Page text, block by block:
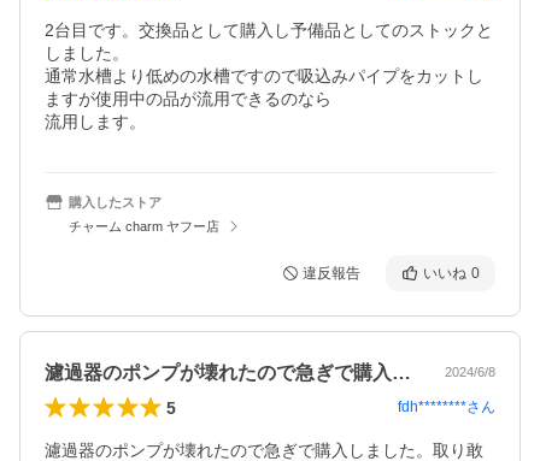
2台目です。交換品として購入し予備品としてのストックと
しました。
通常水槽より低めの水槽ですので吸込みパイプをカットし
ますが使用中の品が流用できるのなら
流用します。
購入したストア
チャーム charm ヤフー店
違反報告 いいね 0
濾過器のポンプが壊れたので急ぎで購入し… 2024/6/8
5 fdh********さん
濾過器のポンプが壊れたので急ぎで購入しました。取り敢